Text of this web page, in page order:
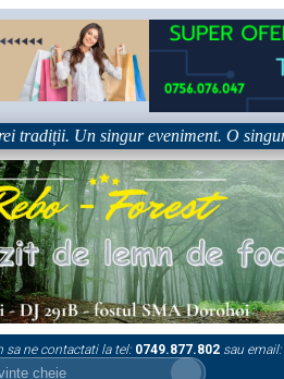
Un singur eveniment. O singură
sa ne contactati la tel: 0749.877.802 sau email: